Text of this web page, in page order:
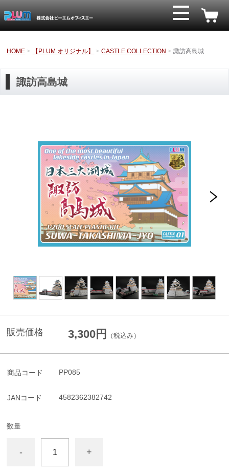
HOME 【PLUM オリジナル】 CASTLE COLLECTION 諏訪高島城
諏訪高島城
販売価格 3,300円 （税込み）
商品コード PP085
JANコード 4582362382742
数量
- +